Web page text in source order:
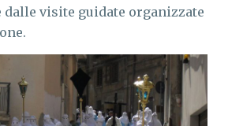
dalle visite guidate organizzate